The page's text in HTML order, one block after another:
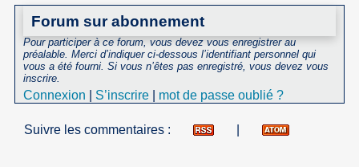
Forum sur abonnement
Pour participer à ce forum, vous devez vous enregistrer au
préalable. Merci d’indiquer ci-dessous l’identifiant personnel qui
vous a été fourni. Si vous n’êtes pas enregistré, vous devez vous
inscrire.
Connexion S’inscrire mot de passe oublié ?
Suivre les commentaires :